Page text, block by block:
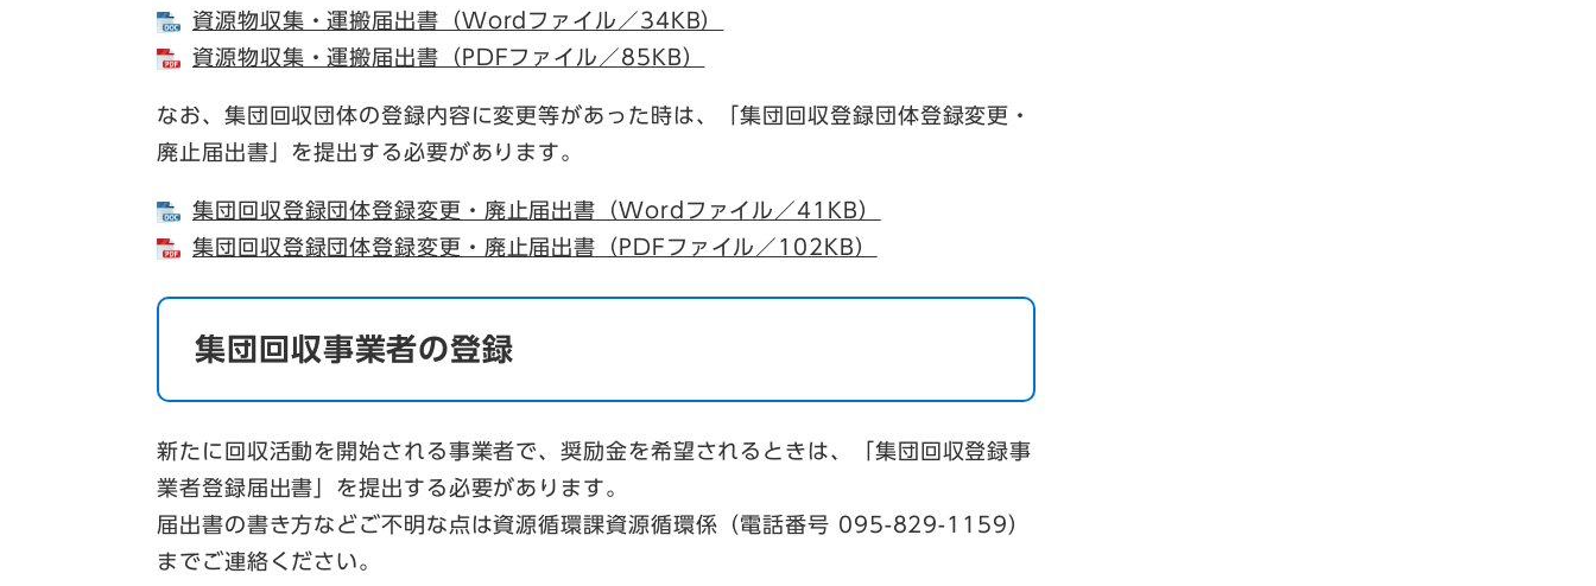
資源物収集・運搬届出書（Wordファイル／34KB）
資源物収集・運搬届出書（PDFファイル／85KB）
なお、集団回収団体の登録内容に変更等があった時は、「集団回収登録団体登録変更・
廃止届出書」を提出する必要があります。
集団回収登録団体登録変更・廃止届出書（Wordファイル／41KB）
集団回収登録団体登録変更・廃止届出書（PDFファイル／102KB）
集団回収事業者の登録
新たに回収活動を開始される事業者で、奨励金を希望されるときは、「集団回収登録事
業者登録届出書」を提出する必要があります。
届出書の書き方などご不明な点は資源循環課資源循環係（電話番号 095-829-1159）
までご連絡ください。